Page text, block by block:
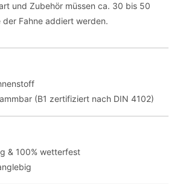
und Zubehör müssen ca. 30 bis 50
der Fahne addiert werden.
(B1 zertifiziert nach DIN 4102)
& 100% wetterfest